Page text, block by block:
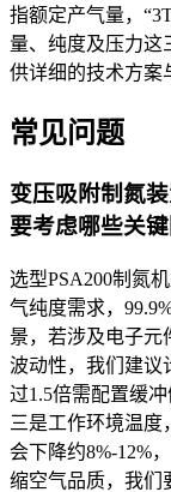
指额定产气量，
量、纯度及压力这
供详细的技术方案
常见问题
变压吸附制氮
要考虑哪些关键
选型PSA200制氮
气纯度需求，
景，若涉及电子元
波动性，我们建议
过1.5倍需配置缓
三是工作环境温
会下降约8%-12%
缩空气品质，我们